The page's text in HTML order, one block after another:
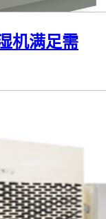
机满足需